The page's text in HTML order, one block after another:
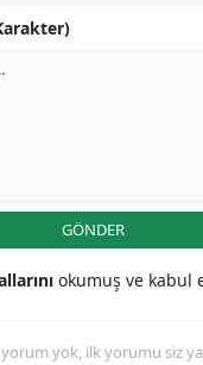
GÖNDER
okumuş ve kabul
yok, ilk yorumu siz